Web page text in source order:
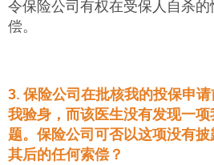
令保险公司有权在受保人自杀
偿。
3. 保险公司在批核我的投保申
我验身，而该医生没有发现一
题。保险公司可否以这项没有
其后的任何索偿？